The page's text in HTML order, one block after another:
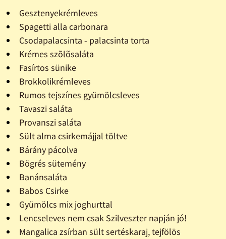
Gesztenyekrémleves
Spagetti alla carbonara
Csodapalacsinta - palacsinta torta
Krémes szõlõsaláta
Fasírtos sünike
Brokkolikrémleves
Rumos tejszínes gyümölcsleves
Tavaszi saláta
Provanszi saláta
Sült alma csirkemájjal töltve
Bárány pácolva
Bögrés sütemény
Banánsaláta
Babos Csirke
Gyümölcs mix joghurttal
Lencseleves nem csak Szilveszter napján jó!
Mangalica zsírban sült sertéskaraj, tejfölös